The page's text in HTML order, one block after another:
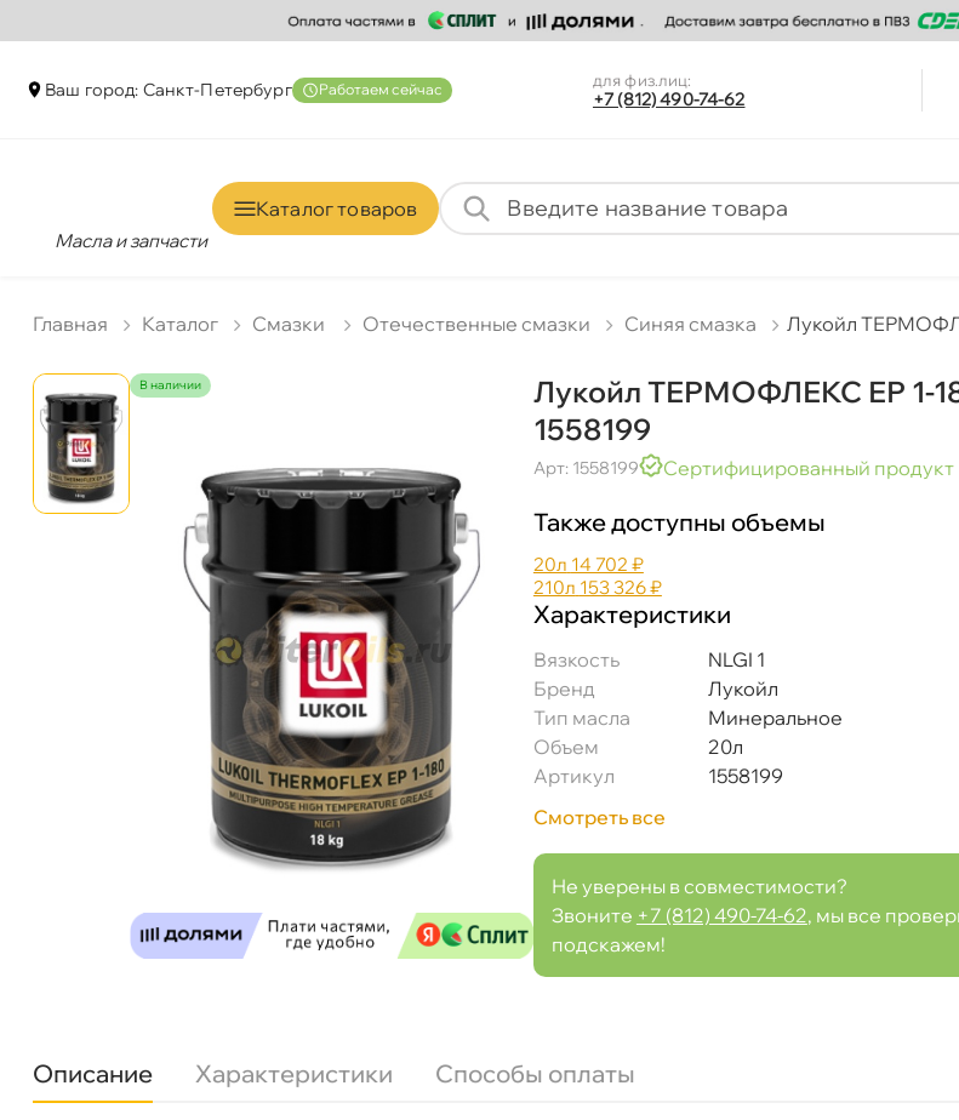
аш город: Санкт-Петербур Работаем сейчас для физ.лиц:
+7 (812) 490-74-62
Масла и запчасти
Каталог товаро
Главная Катало Смазки Отечественные смазки Синяя смазка Лукойл
наличии
Лукойл ТЕРМОФЛЕКС ЕР 1-
1558199
Арт: 1558199 Сертифицированный продукт
Также доступны объемы
20л 14 702 ₽
210л 153 326 ₽
Характеристики
язкость
NLGI 1
Бренд
Лукойл
Тип масла
Минеральное
Объем
20л
Артикул
1558199
Смотреть все
Не уверены в совместимости?
Звоните +7 (812) 490-74-62, мы все
подскажем!
Описание Характеристики Способы оплаты